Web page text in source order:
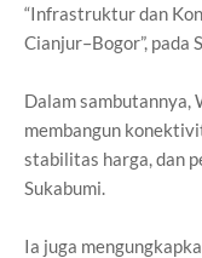
“Infrastruktur dan
Cianjur–Bogor”, pada
Dalam sambutannya,
membangun
stabilitas harga, dan
Sukabumi.
Ia juga